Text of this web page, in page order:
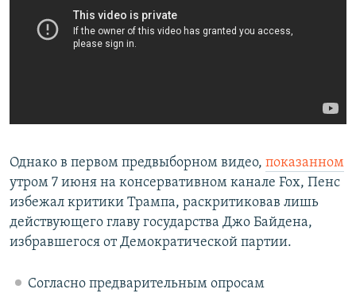
Однако в первом предвыборном видео, показанном
утром 7 июня на консервативном канале Fox, Пенс
избежал критики Трампа, раскритиковав лишь
действующего главу государства Джо Байдена,
избравшегося от Демократической партии.
Согласно предварительным опросам